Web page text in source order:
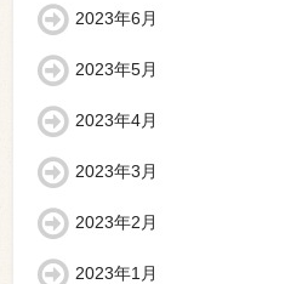
2023年6月
2023年5月
2023年4月
2023年3月
2023年2月
2023年1月